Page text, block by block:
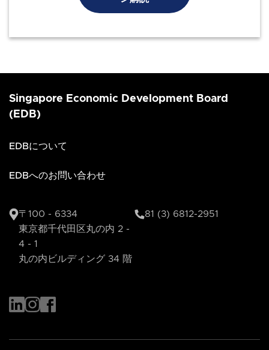
Singapore Economic Development Board
(EDB)
EDBについて
EDBへのお問い合わせ
〒100 - 6334
東京都千代田区丸の内 2 -
4 - 1
丸の内ビルディング 34 階
81 (3) 6812-2951